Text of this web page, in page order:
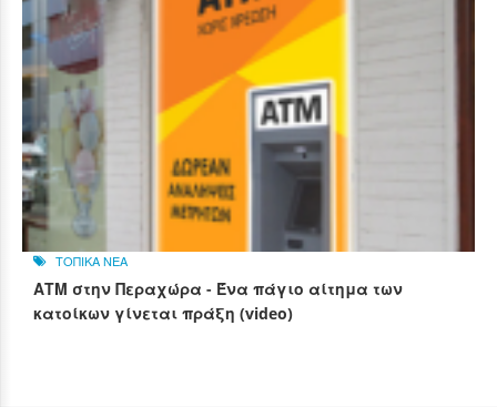
ΤΟΠΙΚΑ ΝΕΑ
ΑΤΜ στην Περαχώρα - Ένα πάγιο αίτημα των
κατοίκων γίνεται πράξη (video)